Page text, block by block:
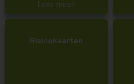
Lees meer
Risicokaarten